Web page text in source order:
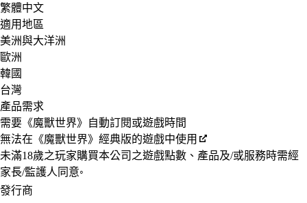
繁體中文
適用地區
美洲與大洋洲
歐洲
韓國
台灣
產品需求
需要《魔獸世界》自動訂閱或遊戲時間
無法在《魔獸世界》經典版的遊戲中使用
未滿18歲之玩家購買本公司之遊戲點數、產品及/或服務時需經
家長/監護人同意◦
發行商